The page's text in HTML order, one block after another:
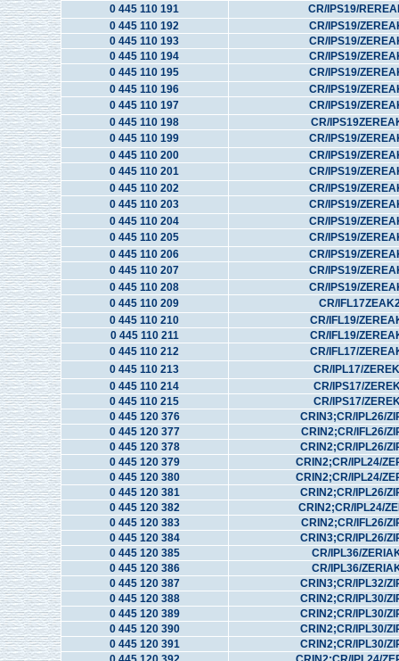
0 445 110 191
CR/IPS19/
0 445 110 192
CR/IPS19/
0 445 110 193
CR/IPS19/
0 445 110 194
CR/IPS19/
0 445 110 195
CR/IPS19/
0 445 110 196
CR/IPS19/
0 445 110 197
CR/IPS19/
0 445 110 198
CR/
0 445 110 199
CR/IPS19/
0 445 110 200
CR/IPS19/
0 445 110 201
CR/IPS19/
0 445 110 202
CR/IPS19/
0 445 110 203
CR/IPS19/
0 445 110 204
CR/IPS19/
0 445 110 205
CR/IPS19/
0 445 110 206
CR/IPS19/
0 445 110 207
CR/IPS19/
0 445 110 208
CR/IPS19/
0 445 110 209
CR/
0 445 110 210
CR/IFL19/
0 445 110 211
CR/IFL19/
0 445 110 212
CR/IFL17/
0 445 110 213
CR/IPL17/
0 445 110 214
CR/IPS17/
0 445 110 215
CR/IPS17/
0 445 120 376
CRIN3;CR/IPL26/
0 445 120 377
CRIN2;CR/IFL26/
0 445 120 378
CRIN2;CR/IPL26/
0 445 120 379
CRIN2;CR/IPL24/
0 445 120 380
CRIN2;CR/IPL24/
0 445 120 381
CRIN2;CR/IPL26/
0 445 120 382
CRIN2;CR/IPL24/
0 445 120 383
CRIN2;CR/IFL26/
0 445 120 384
CRIN3;CR/IPL26/
0 445 120 385
CR/IPL36/
0 445 120 386
CR/IPL36/
0 445 120 387
CRIN3;CR/IPL32/
0 445 120 388
CRIN2;CR/IPL30/
0 445 120 389
CRIN2;CR/IPL30/
0 445 120 390
CRIN2;CR/IPL30/
0 445 120 391
CRIN2;CR/IPL30/